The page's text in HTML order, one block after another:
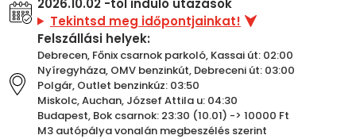
2026.10.02 -tól induló utazások
Tekintsd meg időpontjainkat!
Felszállási helyek:
Debrecen, Főnix csarnok parkoló, Kassai út: 02:00
Nyíregyháza, OMV benzinkút, Debreceni út: 03:00
Polgár, Outlet benzinkúz: 03:50
Miskolc, Auchan, József Attila u: 04:30
Budapest, Bok csarnok: 23:30 (10.01) -> 10000 Ft
M3 autópálya vonalán megbeszélés szerint